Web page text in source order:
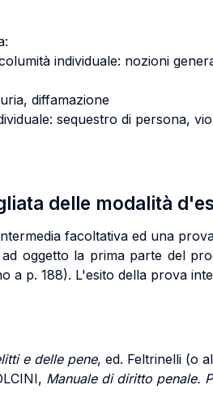
individuale: nozioni
diffamazione
sequestro di persona,
delle modalità
facoltativa ed una
oggetto la prima parte del
a p. 188). L'esito della prova
e delle pene, ed. Feltrinelli (o
Manuale di diritto penale.